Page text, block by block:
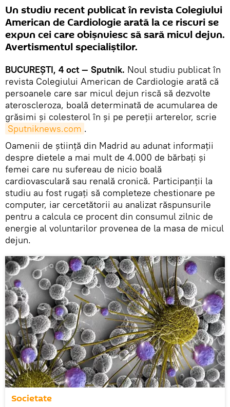
Un studiu recent publicat în revista Colegiului
American de Cardiologie arată la ce riscuri se
expun cei care obişnuiesc să sară micul dejun.
Avertismentul specialiştilor.
BUCUREŞTI, 4 oct — Sputnik. Noul studiu publicat în
revista Colegiului American de Cardiologie arată că
persoanele care sar micul dejun riscă să dezvolte
ateroscleroza, boală determinată de acumularea de
grăsimi şi colesterol în şi pe pereţii arterelor, scrie
Sputniknews.com .
Oamenii de ştiinţă din Madrid au adunat informaţii
despre dietele a mai mult de 4.000 de bărbaţi şi
femei care nu sufereau de nicio boală
cardiovasculară sau renală cronică. Participanţii la
studiu au fost rugaţi să completeze chestionare pe
computer, iar cercetătorii au analizat răspunsurile
pentru a calcula ce procent din consumul zilnic de
energie al voluntarilor provenea de la masa de micul
dejun.
Societate